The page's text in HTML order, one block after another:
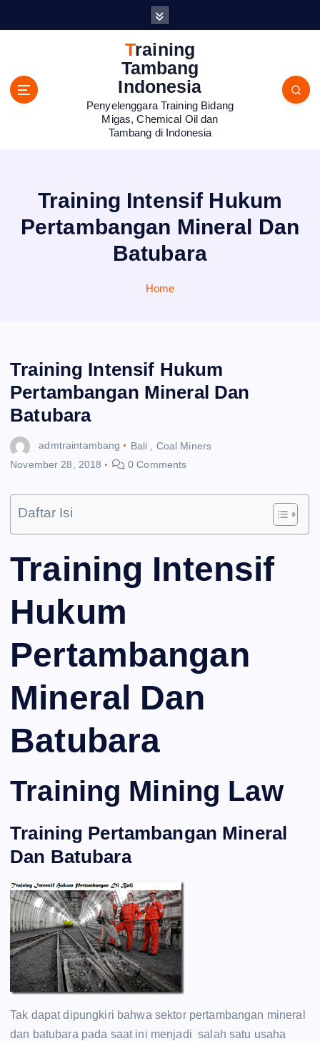
Training
Tambang
Indonesia
Penyelenggara Training Bidang
Migas, Chemical Oil dan
Tambang di Indonesia
Training Intensif Hukum
Pertambangan Mineral Dan
Batubara
Home
Training Intensif Hukum
Pertambangan Mineral Dan
Batubara
admtraintambang Bali
Coal Miners
November 28, 2018
0 Comments
Daftar Isi
Training Intensif
Hukum
Pertambangan
Mineral Dan
Batubara
Training Mining Law
Training Pertambangan Mineral
Dan Batubara
Tak dapat dipungkiri bahwa sektor pertambangan mineral
dan batubara pada saat ini menjadi salah satu usaha